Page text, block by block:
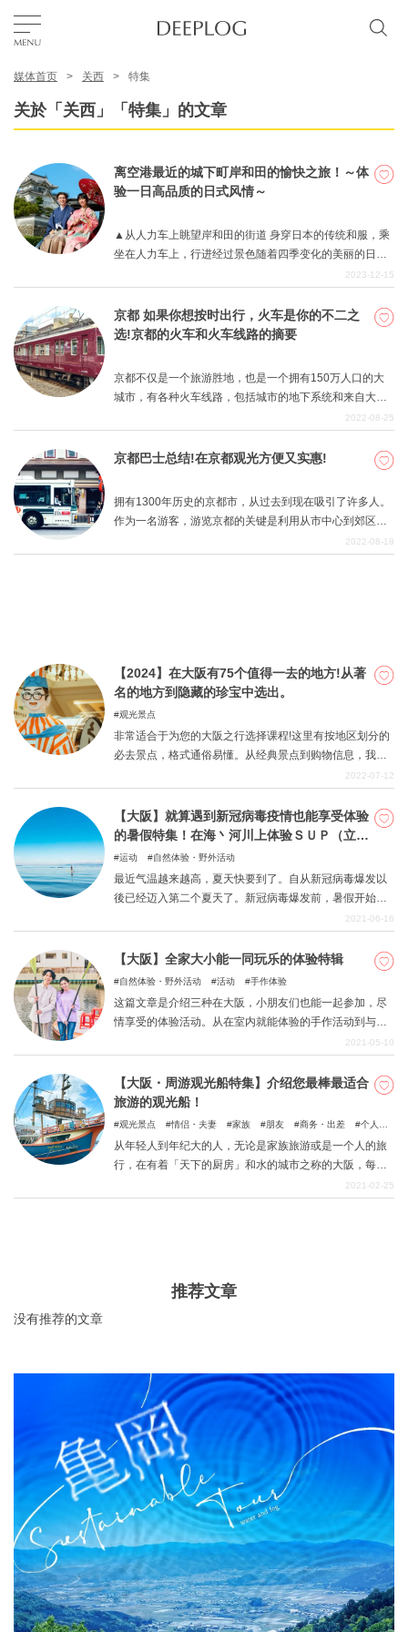
区域
简体中文
USD
关於DEEPLOG
隐私政策
联系我们
网站营运公司
媒体首页 关西 特集
关於「关西」「特集」的文章
离空港最近的城下町岸和田的愉快之旅！～体
验一日高品质的日式风情～
▲从人力车上眺望岸和田的街道 身穿日本的传统和服，乘
坐在人力车上，行进经过景色随着四季变化的美丽的日本
庭园和充满历史感的城下町。一生中能有一次这样的一日
钟，大家知道在日本距离机场最近的城下町岸和田吗？这
里交通方便，轻松就能体验到高品质的日式体验。 您好，
2023-12-15
京都 如果你想按时出行，火车是你的不二之
选!京都的火车和火车线路的摘要
京都不仅是一个旅游胜地，也是一个拥有150万人口的大
城市，有各种火车线路，包括城市的地下系统和来自大
阪、神户和奈良的私人铁路。通过使用这些列车，当你作
供了关于如何乘坐火车在京都享受观光的建议。
2022-08-25
京都巴士总结!在京都观光方便又实惠!
拥有1300年历史的京都市，从过去到现在吸引了许多人。
作为一名游客，游览京都的关键是利用从市中心到郊区的
2022-08-18
【2024】在大阪有75个值得一去的地方!从著
名的地方到隐藏的珍宝中选出。
观光景点
非常适合于为您的大阪之行选择课程!这里有按地区划分的
必去景点，格式通俗易懂。从经典景点到购物信息，我们
2022-07-12
【大阪】就算遇到新冠病毒疫情也能享受体验
的暑假特集！在海丶河川上体验ＳＵＰ（立式
桨板运动）和ＳＵＰ瑜珈活动
运动 自然体验・野外活动
最近气温越来越高，夏天快要到了。自从新冠病毒爆发以
後已经迈入第二个夏天了。新冠病毒爆发前，暑假开始前
会考虑要去哪个国家旅行，而现在，不就是让我们认真思
论是游乐园和各种吃喝玩乐的活动都吸引许多的旅客前
来。但是现在，为了避开拥挤的人潮，许多人都开始寻找
活动」。
2021-06-16
【大阪】全家大小能一同玩乐的体验特辑
自然体验・野外活动 活动 手作体验
这篇文章是介绍三种在大阪，小朋友们也能一起参加，尽
情享受的体验活动。从在室内就能体验的手作活动到与和
大自然接触的户外活动，皆是全家都能一起玩乐的项目。
2021-05-10
【大阪・周游观光船特集】介绍您最棒最适合
旅游的观光船！
观光景点 情侣・夫妻 家族 朋友 商务・出差
个人旅
从年轻人到年纪大的人，无论是家族旅游或是一个人的旅
行，在有着「天下的厨房」和水的城市之称的大阪，每个
季节都能玩得开心。此次特集，介绍来到大阪绝对不能错
2021-02-25
推荐文章
没有推荐的文章